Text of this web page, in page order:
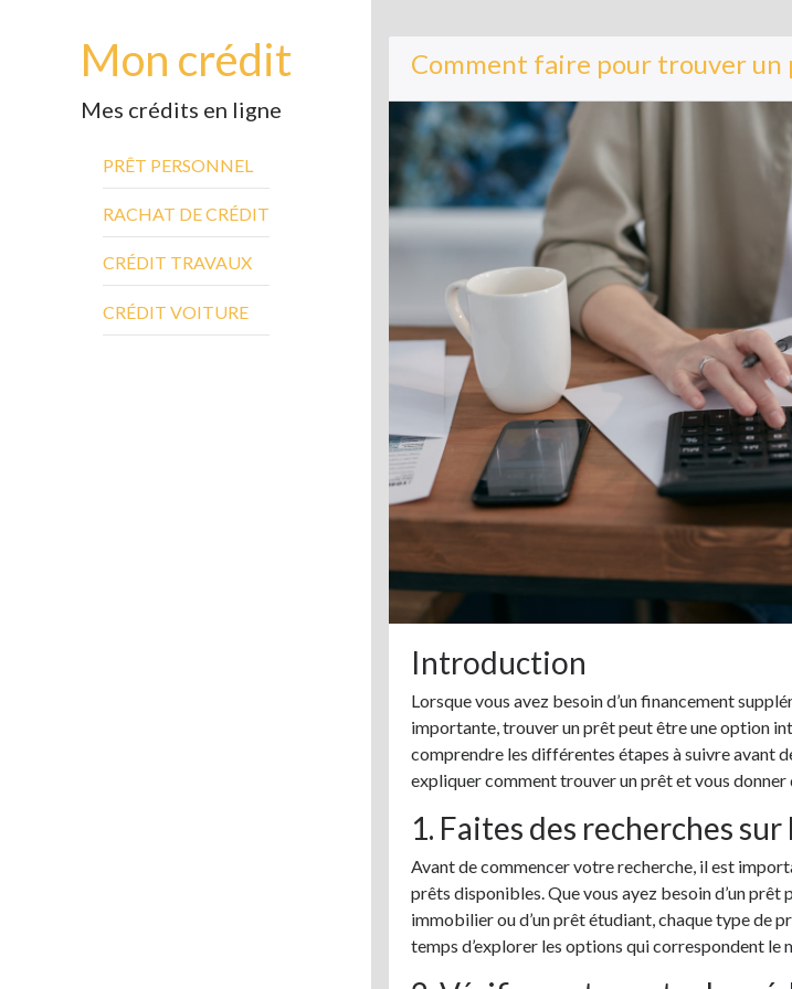
Mon crédit
Mes crédits en ligne
PRÊT PERSONNEL
RACHAT DE CRÉDIT
CRÉDIT TRAVAUX
CRÉDIT VOITURE
Comment faire pour trouver un
Introduction
Lorsque vous avez besoin d’un financement
importante, trouver un prêt peut être une option
comprendre les différentes étapes à suivre avant
expliquer comment trouver un prêt et vous
1. Faites des recherches
Avant de commencer votre recherche, il est
prêts disponibles. Que vous ayez besoin d’un prêt
immobilier ou d’un prêt étudiant, chaque type de
temps d’explorer les options qui correspondent le